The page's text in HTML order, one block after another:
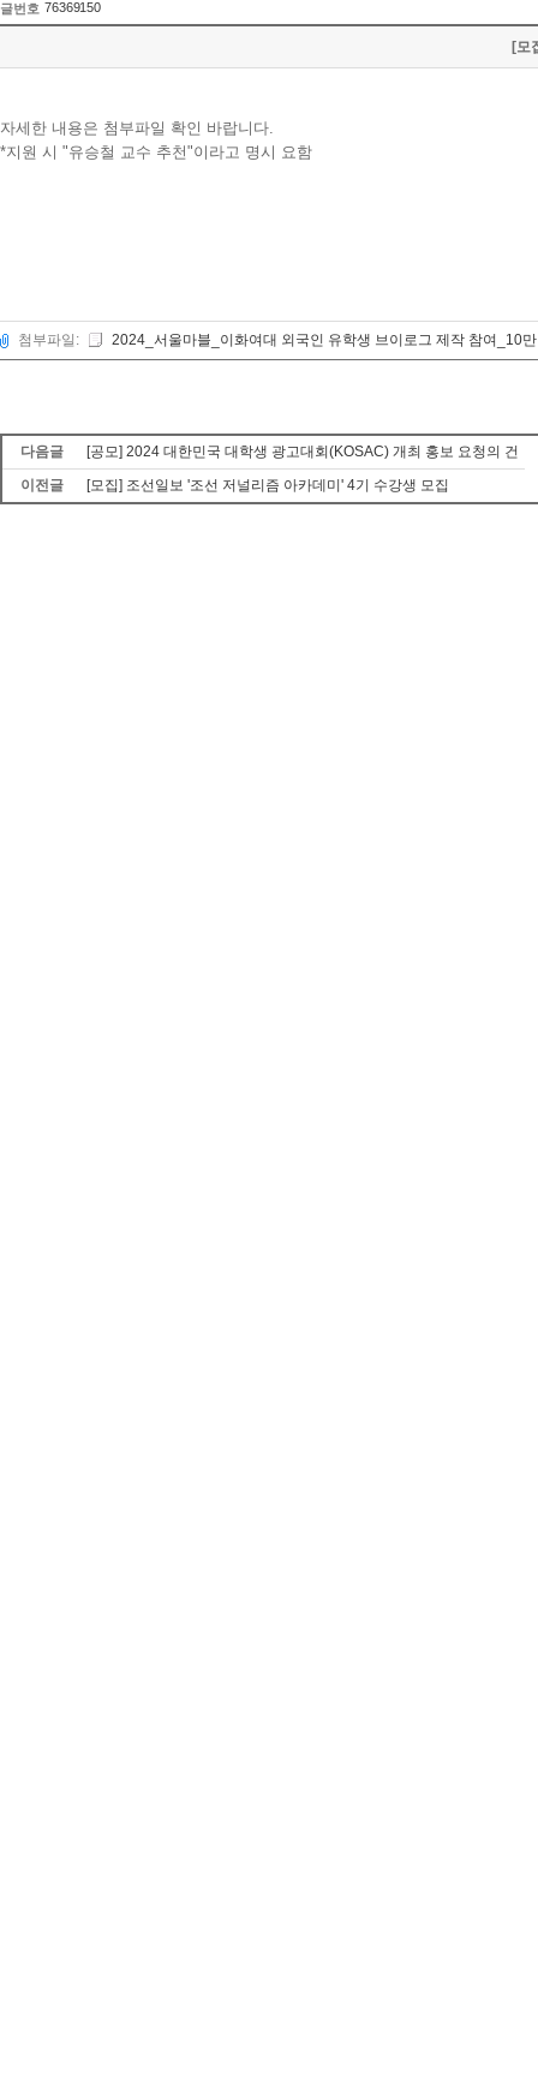
글번호 76369150
[모
자세한 내용은 첨부파일 확인 바랍니다.
*지원 시 "유승철 교수 추천"이라고 명시 요함
첨부파일: 2024_서울마블_이화여대 외국인 유학생 브이로그 제작 참여_10
다음글
[공모] 2024 대한민국 대학생 광고대회(KOSAC) 개최 홍보 요청의 건
이전글
[모집] 조선일보 '조선 저널리즘 아카데미' 4기 수강생 모집